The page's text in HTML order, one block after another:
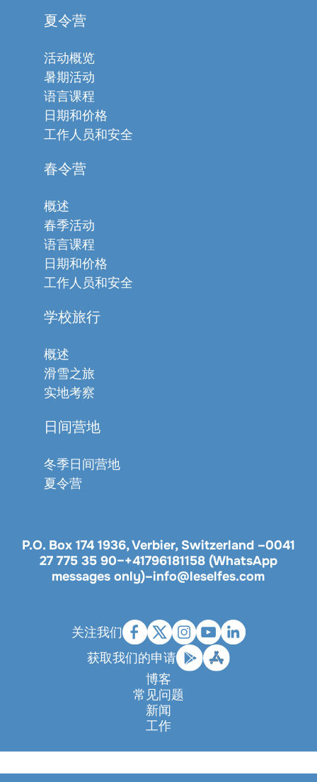
夏令营
活动概览
暑期活动
语言课程
日期和价格
工作人员和安全
春令营
概述
春季活动
语言课程
日期和价格
工作人员和安全
学校旅行
概述
滑雪之旅
实地考察
日间营地
冬季日间营地
夏令营
P.O. Box 174 1936, Verbier, Switzerland –0041
27 775 35 90–+41796181158 (WhatsApp
messages only)–info@leselfes.com
关注我们
获取我们的申请
博客
常见问题
新闻
工作